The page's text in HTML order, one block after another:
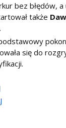
bez błędów,
także
się do